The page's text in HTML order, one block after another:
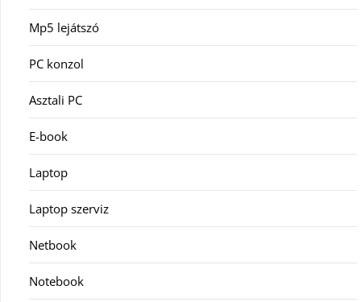
Mp5 lejátszó
PC konzol
Asztali PC
E-book
Laptop
Laptop szerviz
Netbook
Notebook